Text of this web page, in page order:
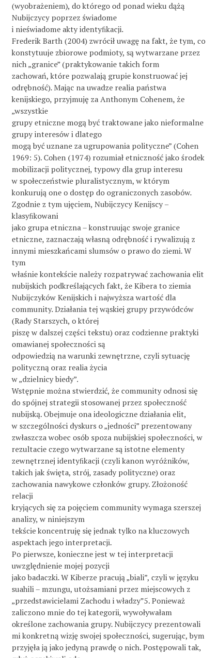
(wyobrażeniem), do którego od ponad wieku dążą
Nubijczycy poprzez świadome
i nieświadome akty identyﬁkacji.
Frederik Barth (2004) zwrócił uwagę na fakt, że tym, co
konstytuuje zbiorowe podmioty, są wytwarzane przez
nich „granice” (praktykowanie takich form
zachowań, które pozwalają grupie konstruować jej
odrębność). Mając na uwadze realia państwa
kenijskiego, przyjmuję za Anthonym Cohenem, że
„wszystkie
grupy etniczne mogą być traktowane jako nieformalne
grupy interesów i dlatego
mogą być uznane za ugrupowania polityczne” (Cohen
1969: 5). Cohen (1974) rozumiał etniczność jako środek
mobilizacji politycznej, typowy dla grup interesu
w społeczeństwie pluralistycznym, w którym
konkurują one o dostęp do ograniczonych zasobów.
Zgodnie z tym ujęciem, Nubijczycy Kenijscy –
klasyﬁkowani
jako grupa etniczna – konstruując swoje granice
etniczne, zaznaczają własną odrębność i rywalizują z
innymi mieszkańcami slumsów o prawo do ziemi. W
tym
właśnie kontekście należy rozpatrywać zachowania elit
nubijskich podkreślających fakt, że Kibera to ziemia
Nubijczyków Kenijskich i najwyższa wartość dla
community. Działania tej wąskiej grupy przywódców
(Rady Starszych, o której
piszę w dalszej części tekstu) oraz codzienne praktyki
omawianej społeczności są
odpowiedzią na warunki zewnętrzne, czyli sytuację
polityczną oraz realia życia
w „dzielnicy biedy”.
Wstępnie można stwierdzić, że community odnosi się
do spójnej strategii stosowanej przez społeczność
nubijską. Obejmuje ona ideologiczne działania elit,
w szczególności dyskurs o „jedności” prezentowany
zwłaszcza wobec osób spoza nubijskiej społeczności, w
rezultacie czego wytwarzane są istotne elementy
zewnętrznej identyﬁkacji (czyli kanon wyróżników,
takich jak święta, strój, zasady polityczne) oraz
zachowania nawykowe członków grupy. Złożoność
relacji
kryjących się za pojęciem community wymaga szerszej
analizy, w niniejszym
tekście koncentruję się jednak tylko na kluczowych
aspektach jego interpretacji.
Po pierwsze, konieczne jest w tej interpretacji
uwzględnienie mojej pozycji
jako badaczki. W Kiberze pracują „biali”, czyli w języku
suahili – mzungu, utożsamiani przez miejscowych z
„przedstawicielami Zachodu i władzy”5. Ponieważ
zaliczono mnie do tej kategorii, wywoływałam
określone zachowania grupy. Nubijczycy prezentowali
mi konkretną wizję swojej społeczności, sugerując, bym
przyjęła ją jako jedyną prawdę o nich. Postępowali tak,